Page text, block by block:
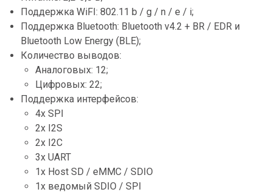
Поддержка WiFI: 802.11 b / g / n / e / i;
Поддержка Bluetooth: Bluetooth v4.2 + BR / EDR и
Bluetooth Low Energy (BLE);
Количество выводов:
Аналоговых: 12;
Цифровых: 22;
Поддержка интерфейсов:
4x SPI
2x I2S
2x I2C
3x UART
1x Host SD / eMMC / SDIO
1x ведомый SDIO / SPI